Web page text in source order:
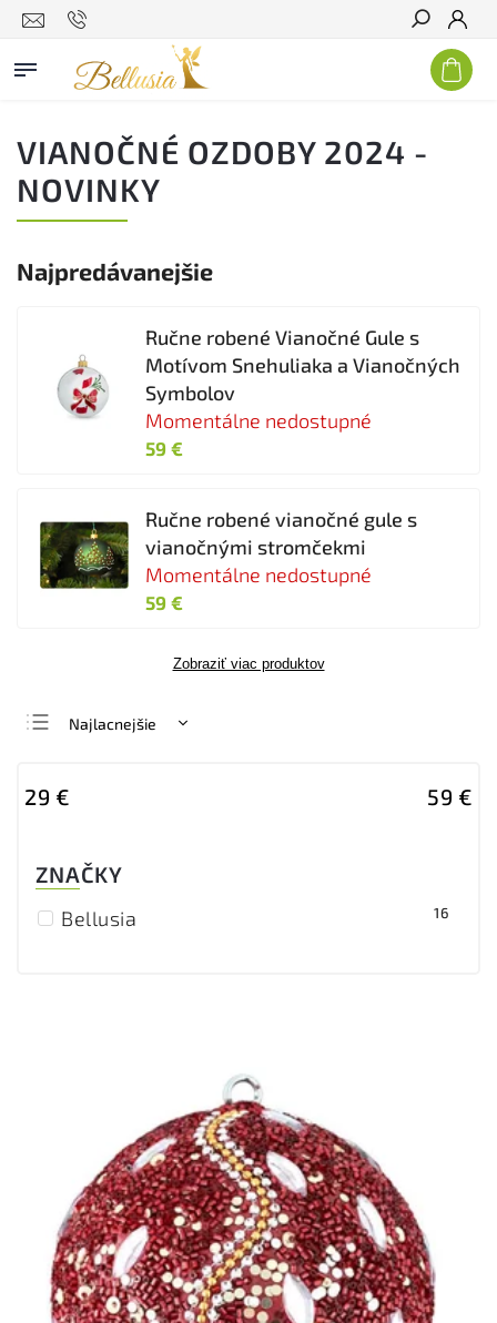
Hľadať
VIANOČNÉ OZDOBY 2024 -
NOVINKY
Najpredávanejšie
Ručne robené Vianočné Gule s
Motívom Snehuliaka a Vianočných
Symbolov
Momentálne nedostupné
59 €
Ručne robené vianočné gule s
vianočnými stromčekmi
Momentálne nedostupné
59 €
Zobraziť viac produktov
Najlacnejšie
29 € 59 €
ZNAČKY
Bellusia 16